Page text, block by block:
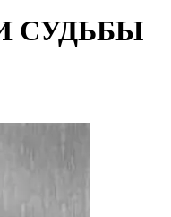
СУДЬБЫ